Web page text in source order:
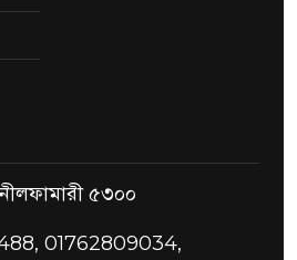
৫৩০০
01762809034,